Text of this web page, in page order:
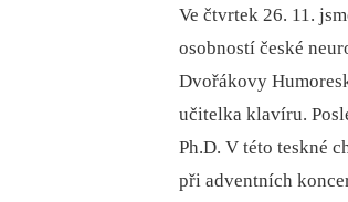
Ve čtvrtek 26. 11.
osobností české
Dvořákovy
učitelka klavíru.
Ph.D. V této teskné
při adventních